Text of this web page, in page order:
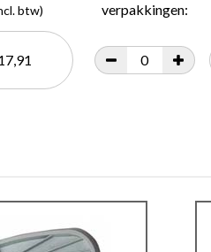
btw)
verpakkingen: